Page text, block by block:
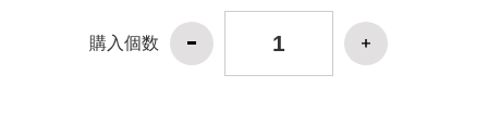
購入個数